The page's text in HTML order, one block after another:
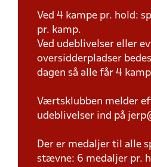
Ved 4 kampe pr. hold:
pr. kamp.
Ved udeblivelser eller
oversidderpladser
dagen så alle får 4
Værtsklubben melder
udeblivelser ind på
Der er medaljer til alle
stævne: 6 medaljer pr.